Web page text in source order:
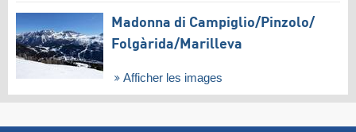
Madonna di Campiglio/​Pinzolo/​
Folgàrida/​Marilleva
Afficher les images